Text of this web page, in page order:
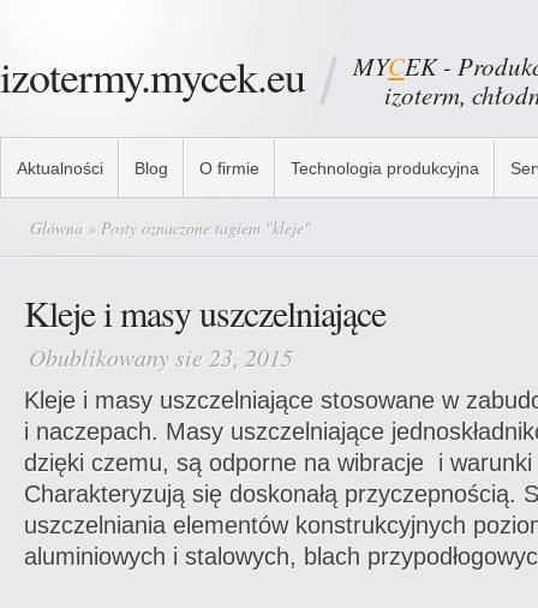
izotermy.mycek.eu MYCEK -
izoterm,
Aktualności Blog O firmie Technologia produkcyjna
Główna » Posty oznaczone tagiem "kleje"
Kleje i masy uszczelniające
Obublikowany sie 23, 2015
Kleje i masy uszczelniające stosowane w
i naczepach. Masy uszczelniające
dzięki czemu, są odporne na wibracje i warunki
Charakteryzują się doskonałą przyczepnością.
uszczelniania elementów konstrukcyjnych
aluminiowych i stalowych, blach